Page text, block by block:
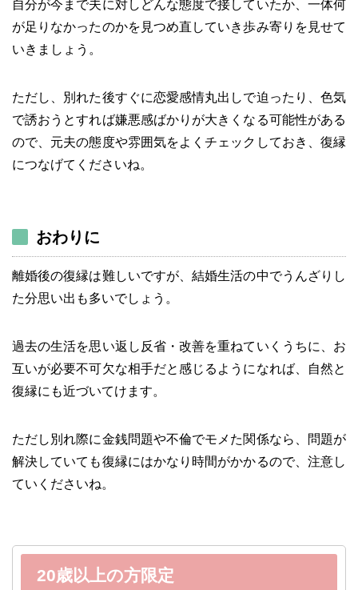
自分が今まで夫に対しどんな態度で接していたか、一体何
が足りなかったのかを見つめ直していき歩み寄りを見せて
いきましょう。
ただし、別れた後すぐに恋愛感情丸出しで迫ったり、色気
で誘おうとすれば嫌悪感ばかりが大きくなる可能性がある
ので、元夫の態度や雰囲気をよくチェックしておき、復縁
につなげてくださいね。
おわりに
離婚後の復縁は難しいですが、結婚生活の中でうんざりし
た分思い出も多いでしょう。
過去の生活を思い返し反省・改善を重ねていくうちに、お
互いが必要不可欠な相手だと感じるようになれば、自然と
復縁にも近づいてけます。
ただし別れ際に金銭問題や不倫でモメた関係なら、問題が
解決していても復縁にはかなり時間がかかるので、注意し
ていくださいね。
20歳以上の方限定